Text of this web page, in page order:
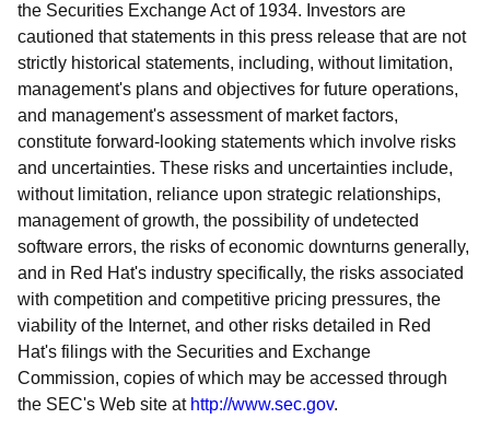
the Securities Exchange Act of 1934. Investors are
cautioned that statements in this press release that are not
strictly historical statements, including, without limitation,
management's plans and objectives for future operations,
and management's assessment of market factors,
constitute forward-looking statements which involve risks
and uncertainties. These risks and uncertainties include,
without limitation, reliance upon strategic relationships,
management of growth, the possibility of undetected
software errors, the risks of economic downturns generally,
and in Red Hat's industry specifically, the risks associated
with competition and competitive pricing pressures, the
viability of the Internet, and other risks detailed in Red
Hat's filings with the Securities and Exchange
Commission, copies of which may be accessed through
the SEC's Web site at http://www.sec.gov.